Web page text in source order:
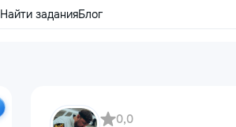
Найти заданияБлог
0,0